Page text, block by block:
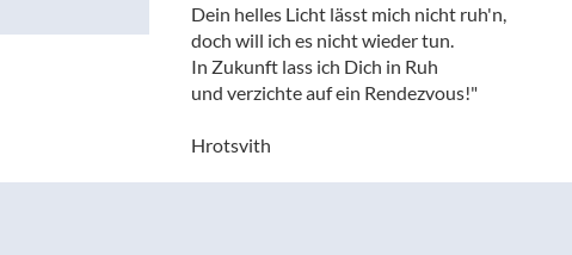
Dein helles Licht lässt mich nicht ruh'n,
doch will ich es nicht wieder tun.
In Zukunft lass ich Dich in Ruh
und verzichte auf ein Rendezvous!"
Hrotsvith